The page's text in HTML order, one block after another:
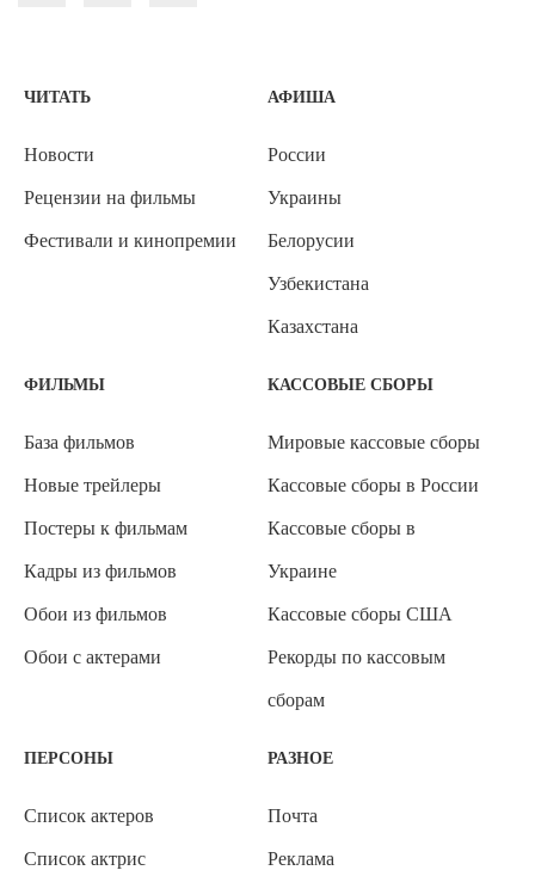
ЧИТАТЬ
Новости
Рецензии на фильмы
Фестивали и кинопремии
АФИША
России
Украины
Белорусии
Узбекистана
Казахстана
ФИЛЬМЫ
База фильмов
Новые трейлеры
Постеры к фильмам
Кадры из фильмов
Обои из фильмов
Обои с актерами
КАССОВЫЕ СБОРЫ
Мировые кассовые сборы
Кассовые сборы в России
Кассовые сборы в
Украине
Кассовые сборы США
Рекорды по кассовым
сборам
ПЕРСОНЫ
Список актеров
Список актрис
РАЗНОЕ
Почта
Реклама